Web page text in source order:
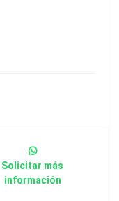
Solicitar más
información